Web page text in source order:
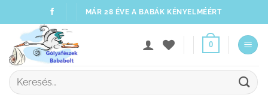
to
content
MÁR 28 ÉVE A BABÁK KÉNYELMÉÉRT
0
Keresés
a